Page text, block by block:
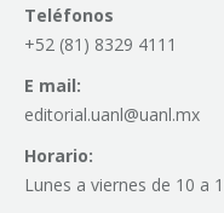
Teléfonos
+52 (81) 8329 4111
E mail:
editorial.uanl@uanl.mx
Horario:
Lunes a viernes de 10 a